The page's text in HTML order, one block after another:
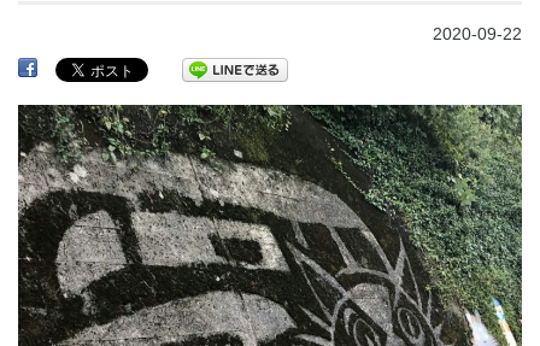
2020-09-22